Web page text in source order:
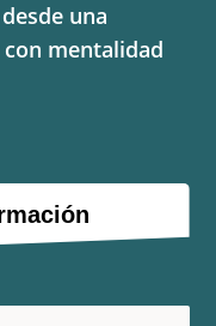
una
mentalidad